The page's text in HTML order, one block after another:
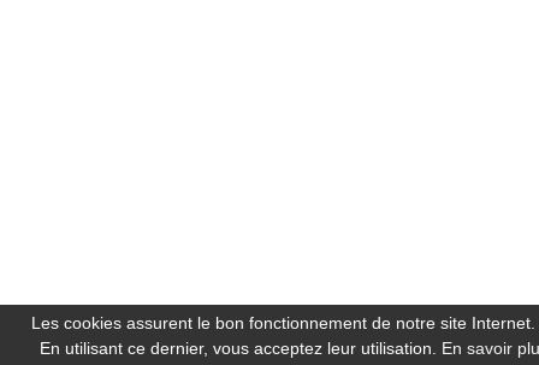
Les cookies assurent le bon fonctionnement de notre site Internet.
En utilisant ce dernier, vous acceptez leur utilisation. En savoir